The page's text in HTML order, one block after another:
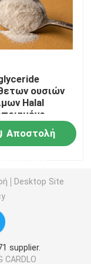
ουσιών
Halal
καφέ
Αποστολή
Desktop Site
supplier.
CARDLO